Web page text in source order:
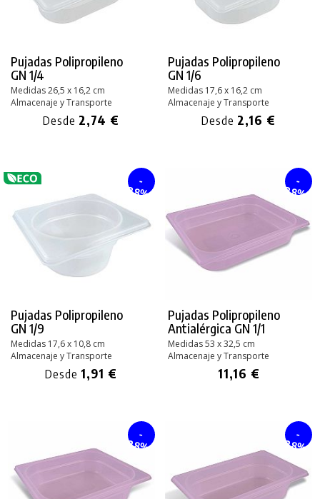
Pujadas Polipropileno
GN 1/4
Medidas 26,5 x 16,2 cm
Almacenaje y Transporte
Desde 2,74 €
Pujadas Polipropileno
GN 1/6
Medidas 17,6 x 16,2 cm
Almacenaje y Transporte
Desde 2,16 €
-
28%
Pujadas Polipropileno
GN 1/9
Medidas 17,6 x 10,8 cm
Almacenaje y Transporte
Desde 1,91 €
-
28%
Pujadas Polipropileno
Antialérgica GN 1/1
Medidas 53 x 32,5 cm
Almacenaje y Transporte
11,16 €
-
28%
-
28%